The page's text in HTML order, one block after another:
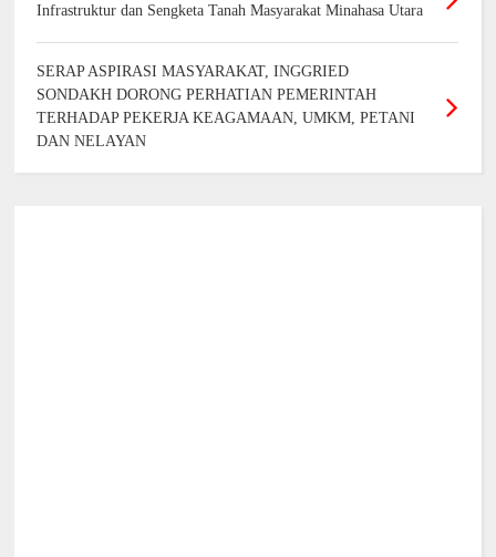
Infrastruktur dan Sengketa Tanah Masyarakat Minahasa Utara
SERAP ASPIRASI MASYARAKAT, INGGRIED
SONDAKH DORONG PERHATIAN PEMERINTAH
TERHADAP PEKERJA KEAGAMAAN, UMKM, PETANI
DAN NELAYAN